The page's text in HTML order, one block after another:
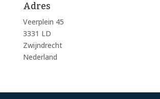
Adres
Veerplein 45
3331 LD
Zwijndrecht
Nederland